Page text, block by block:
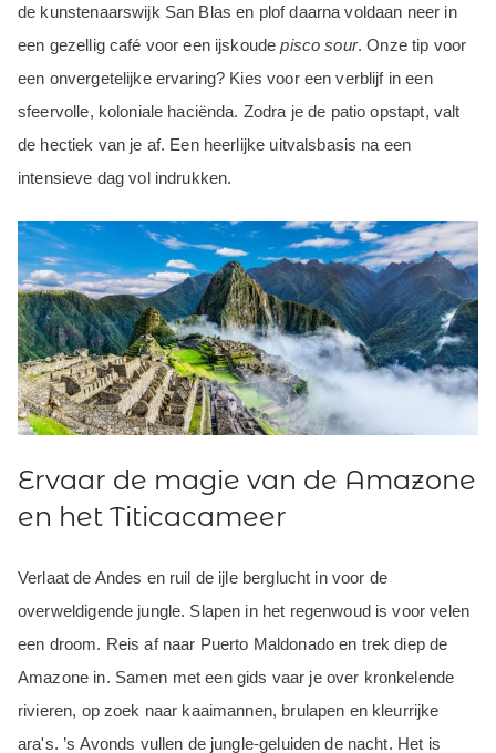
de kunstenaarswijk San Blas en plof daarna voldaan neer in
een gezellig café voor een ijskoudepisco sour. Onze tip voor
een onvergetelijke ervaring? Kies voor een verblijf in een
sfeervolle, koloniale haciënda. Zodra je de patio opstapt, valt
de hectiek van je af. Een heerlijke uitvalsbasis na een
intensieve dag vol indrukken.
Ervaar de magie van de Amazone
en het Titicacameer
Verlaat de Andes en ruil de ijle berglucht in voor de
overweldigende jungle. Slapen in het regenwoud is voor velen
een droom. Reis af naar Puerto Maldonado en trek diep de
Amazone in. Samen met een gids vaar je over kronkelende
rivieren, op zoek naar kaaimannen, brulapen en kleurrijke
ara's. ’s Avonds vullen de jungle-geluiden de nacht. Het is